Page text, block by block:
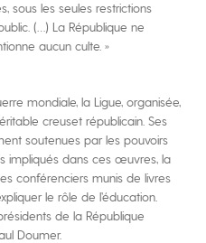
sous les seules restrictions
(…) La République ne
aucun culte. »
mondiale, la Ligue, organisée,
creuset républicain. Ses
soutenues par les pouvoirs
impliqués dans ces œuvres, la
conférenciers munis de livres
le rôle de l’éducation.
de la République
Doumer.